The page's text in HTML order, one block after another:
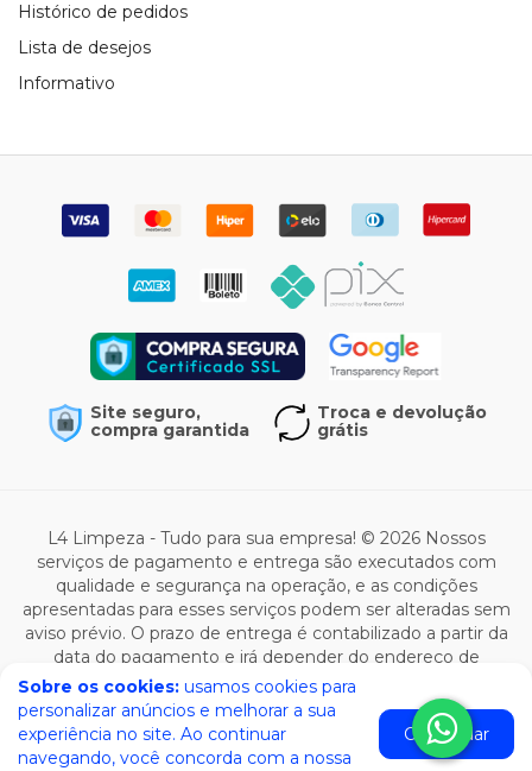
Sobre os cookies: usamos cookies para
personalizar anúncios e melhorar a sua
experiência no site. Ao continuar
navegando, você concorda com a nossa
Concordar
Histórico de pedidos
Lista de desejos
Informativo
Site seguro,
compra garantida
Troca e devolução
grátis
L4 Limpeza - Tudo para sua empresa! © 2026 Nossos
serviços de pagamento e entrega são executados com
qualidade e segurança na operação, e as condições
apresentadas para esses serviços podem ser alteradas sem
aviso prévio. O prazo de entrega é contabilizado a partir da
data do pagamento e irá depender do endereço de
entrega e da modalidade selecionada. Todas as ofertas de
produto são válidas enquanto durar o estoque e estão
sujeitas a alterações de preço e condições.